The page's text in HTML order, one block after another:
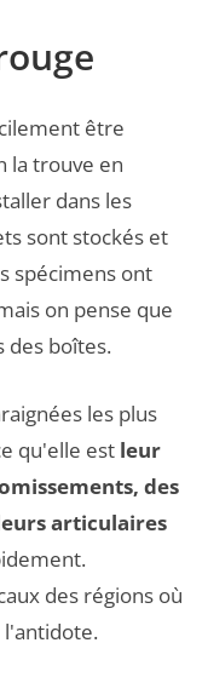
être
la trouve en
dans les
sont stockés et
spécimens ont
on pense que
des boîtes.
les plus
qu'elle est leur
des
articulaires
des régions où
l'antidote.